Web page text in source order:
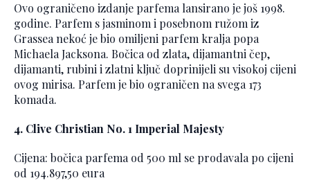
Ovo ograničeno izdanje parfema lansirano je još 1998.
godine. Parfem s jasminom i posebnom ružom iz
Grassea nekoć je bio omiljeni parfem kralja popa
Michaela Jacksona. Bočica od zlata, dijamantni čep,
dijamanti, rubini i zlatni ključ doprinijeli su visokoj cijeni
ovog mirisa. Parfem je bio ograničen na svega 173
komada.
4. Clive Christian No. 1 Imperial Majesty
Cijena: bočica parfema od 500 ml se prodavala po cijeni
od 194.897,50 eura